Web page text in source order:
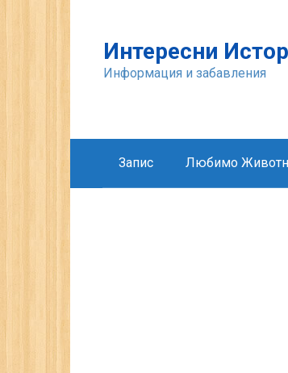
Интересни
Информация и забавления
Запис Любимо